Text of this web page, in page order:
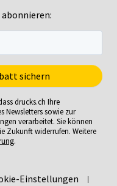
drucks.ch Ihre
Newsletters sowie zur
verarbeitet. Sie können
Zukunft widerrufen. Weitere
.
Einstellungen